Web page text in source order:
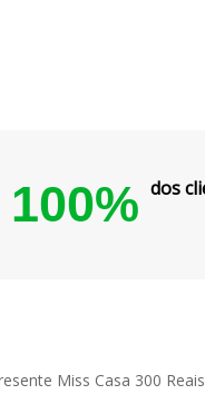
100% dos
Miss Casa 300 Reais